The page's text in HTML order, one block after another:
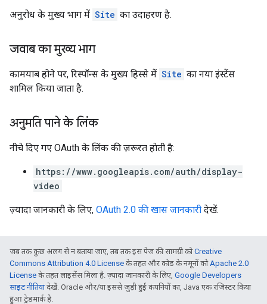
अनुरोध के मुख्य भाग में Site का उदाहरण है.
जवाब का मुख्य भाग
कामयाब होने पर, रिस्पॉन्स के मुख्य हिस्से में Site का नया इंस्टेंस
शामिल किया जाता है.
अनुमति पाने के लिंक
नीचे दिए गए OAuth के लिंक की ज़रूरत हाेती है:
https://www.googleapis.com/auth/display-
video
ज़्यादा जानकारी के लिए, OAuth 2.0 की खास जानकारी देखें.
जब तक कुछ अलग से न बताया जाए, तब तक इस पेज की सामग्री कोCreative
Commons Attribution 4.0 License के तहत और कोड के नमूनों कोApache 2.0
License के तहत लाइसेंस मिला है. ज़्यादा जानकारी के लिए, Google Developers
साइट नीतियांदेखें. Oracle और/या इससे जुड़ी हुई कंपनियों का, Java एक रजिस्टर किया
हुआ ट्रेडमार्क है.